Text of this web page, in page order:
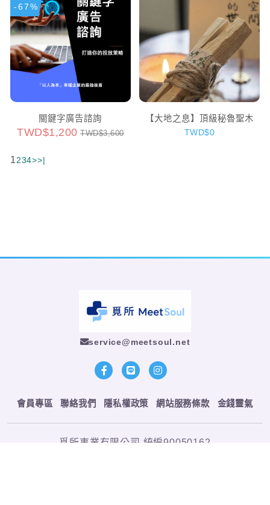
-67%
關鍵字廣告諮詢
TWD$1,200 TWD$3,600
【大地之息】頂級秘魯聖木
TWD$0
1234>>|
service@meetsoul.net
會員專區 聯絡我們 隱私權政策 網站服務條款 金錢靈氣
覓所事業有限公司 統編90050162